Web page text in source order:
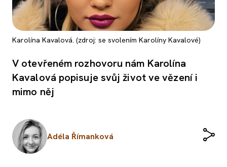
Karolína Kavalová. (zdroj: se svolením Karolíny Kavalové)
V otevřeném rozhovoru nám Karolína
Kavalová popisuje svůj život ve vězení i
mimo něj
Adéla Římanková